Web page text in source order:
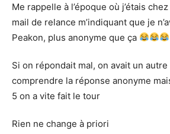
Me rappelle à l’époque où j’étais
mail de relance m’indiquant que je
Peakon, plus anonyme que ça
Si on répondait mal, on avait un
comprendre la réponse anonyme
5 on a vite fait le tour
Rien ne change à priori